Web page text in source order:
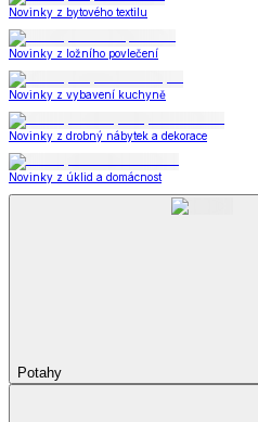
Novinky z bytového textilu
Novinky z ložního povlečení
Novinky z vybavení kuchyně
Novinky z drobný nábytek a dekorace
Novinky z úklid a domácnost
Potahy